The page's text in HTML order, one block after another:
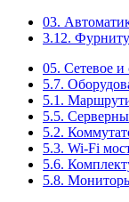
03.
3.12.
05. Сетевое и
5.7.
5.1.
5.5.
5.2.
5.3. Wi-Fi
5.6.
5.8.